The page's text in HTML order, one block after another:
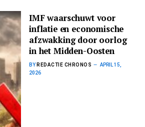
IMF waarschuwt voor
inflatie en economische
afzwakking door oorlog
in het Midden-Oosten
BY REDACTIE CHRONOS
APRIL 15,
2026